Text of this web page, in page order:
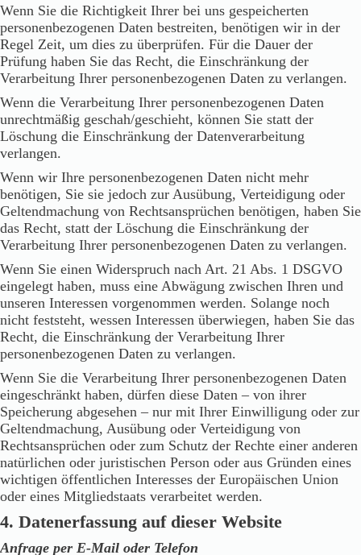
Wenn Sie die Richtigkeit Ihrer bei uns gespeicherten
personenbezogenen Daten bestreiten, benötigen wir in der
Regel Zeit, um dies zu überprüfen. Für die Dauer der
Prüfung haben Sie das Recht, die Einschränkung der
Verarbeitung Ihrer personenbezogenen Daten zu verlangen.
Wenn die Verarbeitung Ihrer personenbezogenen Daten
unrechtmäßig geschah/geschieht, können Sie statt der
Löschung die Einschränkung der Datenverarbeitung
verlangen.
Wenn wir Ihre personenbezogenen Daten nicht mehr
benötigen, Sie sie jedoch zur Ausübung, Verteidigung oder
Geltendmachung von Rechtsansprüchen benötigen, haben Sie
das Recht, statt der Löschung die Einschränkung der
Verarbeitung Ihrer personenbezogenen Daten zu verlangen.
Wenn Sie einen Widerspruch nach Art. 21 Abs. 1 DSGVO
eingelegt haben, muss eine Abwägung zwischen Ihren und
unseren Interessen vorgenommen werden. Solange noch
nicht feststeht, wessen Interessen überwiegen, haben Sie das
Recht, die Einschränkung der Verarbeitung Ihrer
personenbezogenen Daten zu verlangen.
Wenn Sie die Verarbeitung Ihrer personenbezogenen Daten
eingeschränkt haben, dürfen diese Daten – von ihrer
Speicherung abgesehen – nur mit Ihrer Einwilligung oder zur
Geltendmachung, Ausübung oder Verteidigung von
Rechtsansprüchen oder zum Schutz der Rechte einer anderen
natürlichen oder juristischen Person oder aus Gründen eines
wichtigen öffentlichen Interesses der Europäischen Union
oder eines Mitgliedstaats verarbeitet werden.
4. Datenerfassung auf dieser Website
Anfrage per E-Mail oder Telefon